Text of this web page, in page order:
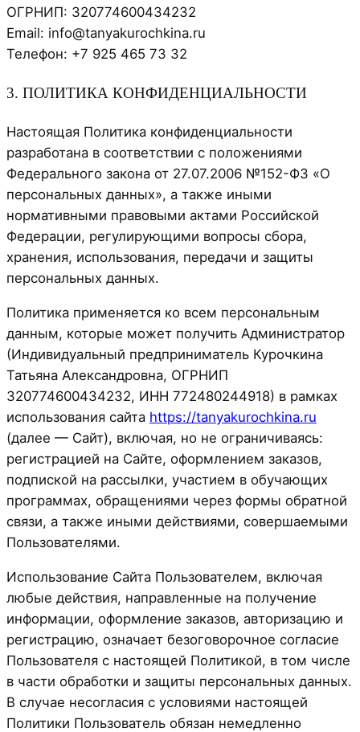
ОГРНИП: 320774600434232
Email: info@tanyakurochkina.ru
Телефон: +7 925 465 73 32
3. ПОЛИТИКА КОНФИДЕНЦИАЛЬНОСТИ
Настоящая Политика конфиденциальности
разработана в соответствии с положениями
Федерального закона от 27.07.2006 №152-ФЗ «О
персональных данных», а также иными
нормативными правовыми актами Российской
Федерации, регулирующими вопросы сбора,
хранения, использования, передачи и защиты
персональных данных.
Политика применяется ко всем персональным
данным, которые может получить Администратор
(Индивидуальный предприниматель Курочкина
Татьяна Александровна, ОГРНИП
320774600434232, ИНН 772480244918) в рамках
использования сайта https://tanyakurochkina.ru
(далее — Сайт), включая, но не ограничиваясь:
регистрацией на Сайте, оформлением заказов,
подпиской на рассылки, участием в обучающих
программах, обращениями через формы обратной
связи, а также иными действиями, совершаемыми
Пользователями.
Использование Сайта Пользователем, включая
любые действия, направленные на получение
информации, оформление заказов, авторизацию и
регистрацию, означает безоговорочное согласие
Пользователя с настоящей Политикой, в том числе
в части обработки и защиты персональных данных.
В случае несогласия с условиями настоящей
Политики Пользователь обязан немедленно